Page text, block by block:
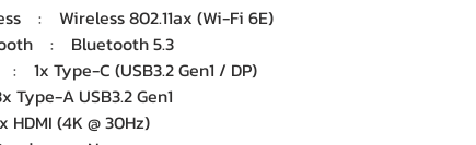
: Wireless 802.11ax (Wi-Fi 6E)
: Bluetooth 5.3
1x Type-C (USB3.2 Gen1 / DP)
A USB3.2 Gen1
(4K @ 30Hz)